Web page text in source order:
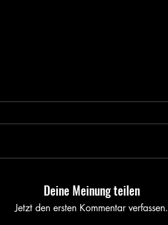
Deine Meinung teilen
Jetzt den ersten Kommentar verfassen.